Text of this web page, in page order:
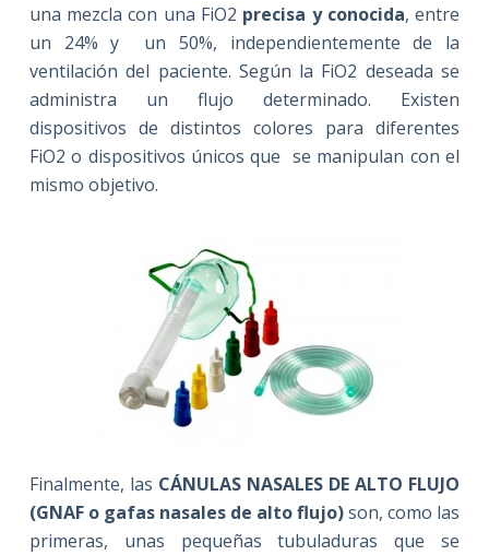
una mezcla con una FiO2 precisa y conocida, entre
un 24% y un 50%, independientemente de la
ventilación del paciente. Según la FiO2 deseada se
administra un flujo determinado. Existen
dispositivos de distintos colores para diferentes
FiO2 o dispositivos únicos que se manipulan con el
mismo objetivo.
Finalmente, las CÁNULAS NASALES DE ALTO FLUJO
(GNAF o gafas nasales de alto flujo)son, como las
primeras, unas pequeñas tubuladuras que se